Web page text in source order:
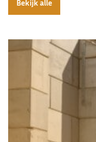
Bekijk alle